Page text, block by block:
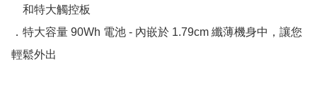
．特大容量 90Wh 電池 - 內嵌於 1.79cm 纖薄機身中，讓您